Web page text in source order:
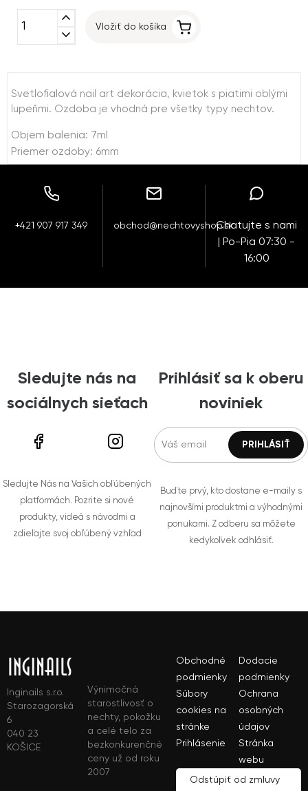
expand_less
expand_more
Vložiť do košíka
Svetlofialová nail art dekorácia, kvietok s piatimi oblými
lupeňmi. Ozdoba je vhodná pre všetky typy nechtov.
Objem balenia: 7ml
Priemer ozdoby: 6mm
+421 907 917 349 obchod@nechtovyshop.skChatujte s nami
| Po-Pia 07:30 -
16:00
Sledujte nás na
sociálnych sieťach
Sledujte Nás na Vašich obľúbených
platformách. Pozrite si nové
produkty, videá s návodmi a
zdieľajte svoj obľúbený vzhľad
Prihlásiť sa k oberu
noviniek
Buďte prvý, kto dostane e-maily s
najnovšími produktmi a výhodnými
ponukami. Z odberu sa môžete
kedykoľvek odhlásiť.
Inginails s.r.o.
Starozagorská
6
040 23
KOŠICE
Výnimočná
starostlivosť o
nechty, pokožku
a celé telo za
bezkonkurenčné
ceny už od roku
2007
Obchodné
podmienky
Dodacie
podmienky
Súbory
cookies na
stránke
Ochrana
osobných
údajov
Prihlásenie
Stránka
webu
Odstúpiť od zmluvy